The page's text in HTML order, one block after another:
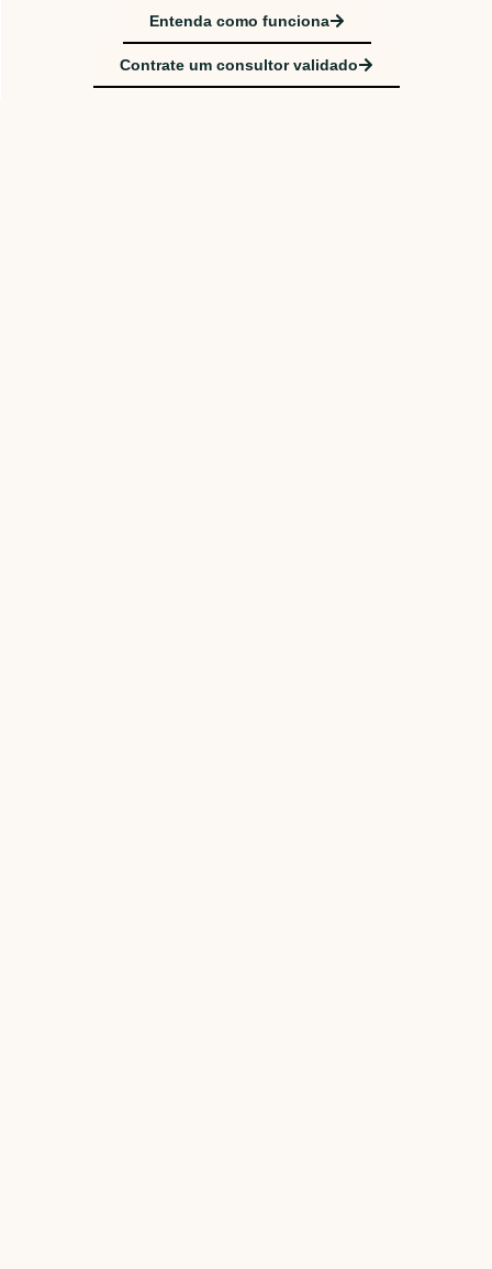
Entenda como funciona
Contrate um consultor validado